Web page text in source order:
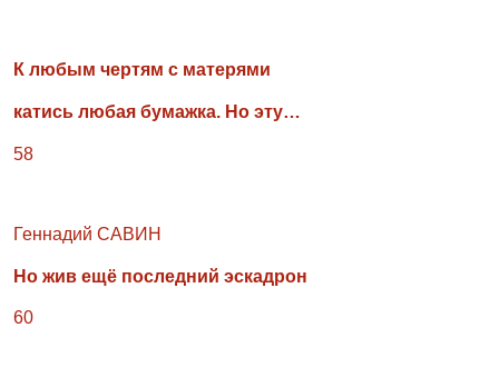
К любым чертям с матерями
катись любая бумажка. Но эту…
58
Геннадий САВИН
Но жив ещё последний эскадрон
60